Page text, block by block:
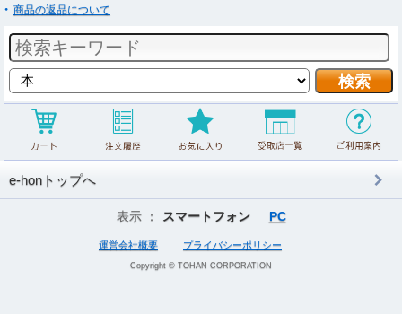
商品の返品について
e-honトップへ
表示 ： スマートフォン PC
運営会社概要 プライバシーポリシー
Copyright © TOHAN CORPORATION